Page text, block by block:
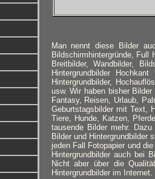
Man nennt diese Bilder
Bildschirmhintergründe, Full
Breitbilder, Wandbilder,
Hintergrundbilder
Hintergrundbilder,
usw. Wir haben bisher
Fantasy, Reisen, Urlaub,
Geburtstagsbilder mit Text,
Tiere, Hunde, Katzen,
tausende Bilder mehr.
Bilder und Hintergrundbilder
jeden Fall Fotopapier und
Hintergrundbilder auch bei
Nicht aber über die
Hintergrundbilder im Internet.